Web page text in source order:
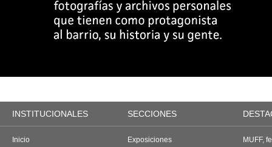
INSTITUCIONALES SECCIONES
Inicio
Exposiciones
MUFF,